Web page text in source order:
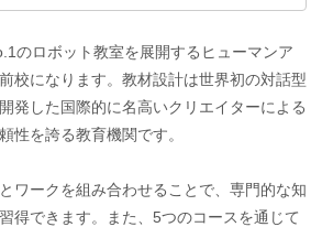
のロボット教室を展開するヒューマンア
校になります。教材設計は世界初の対話型
発した国際的に名高いクリエイターによる
性を誇る教育機関です。
ワークを組み合わせることで、専門的な知
得できます。また、5つのコースを通じて